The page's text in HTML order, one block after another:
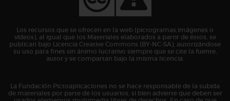
Los recursos que se ofrecen en la web (pictogramas,imágenes o
vídeos), al igual que los Materiales elaborados a partir de éstos, se
publican bajo Licencia Creative Commons (BY-NC-SA), autorizándose
su uso para fines sin ánimo lucrativo siempre que se cite la fuente,
autor y se compartan bajo la misma licencia.
La Fundación Pictoaplicaciones no se hace responsable de la subida
de materiales por parte de los usuarios, si bien advierte que deben ser